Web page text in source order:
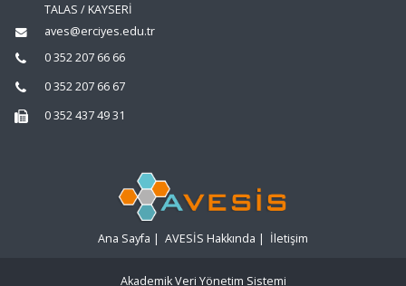
TALAS / KAYSERİ
aves@erciyes.edu.tr
0 352 207 66 66
0 352 207 66 67
0 352 437 49 31
Ana Sayfa | AVESİS Hakkında | İletişim
Akademik Veri Yönetim Sistemi